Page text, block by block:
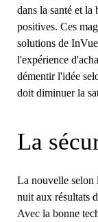
dans la santé et la
positives. Ces
solutions de
l'expérience
démentir l'idée
doit diminuer la
La
La nouvelle selon
nuit aux résultats
Avec la bonne